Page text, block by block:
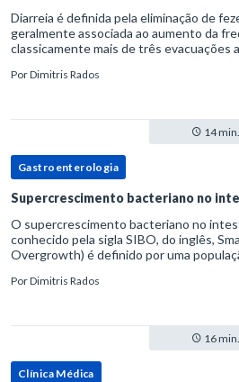
Diarreia é definida pela eliminação de
geralmente associada ao aumento da
classicamente mais de três evacuações
PorDimitris Rados
14 min.
Gastroenterologia
Supercrescimento bacteriano no
O supercrescimento bacteriano no
conhecido pela sigla SIBO, do inglês,
Overgrowth) é definido por uma
PorDimitris Rados
16 min.
Clínica Médica